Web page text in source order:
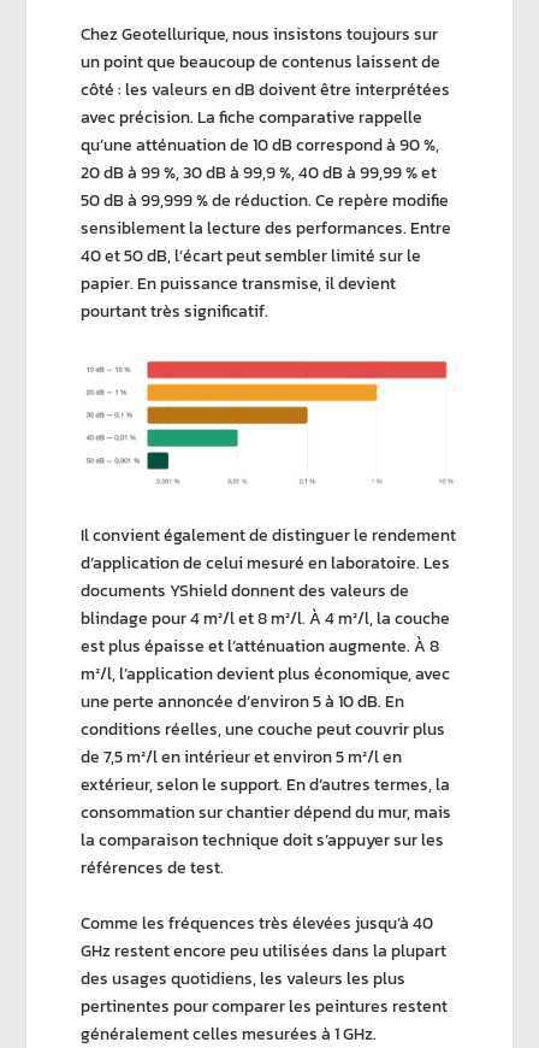
ChezGeotellurique, nous insistons toujours sur
un point que beaucoup de contenus laissent de
côté : les valeurs endBdoivent être interprétées
avec précision. La fiche comparative rappelle
qu’une atténuation de10 dBcorrespond à90 %,
20 dBà99 %,30 dBà99,9 %,40 dBà99,99 %et
50 dBà99,999 %de réduction. Ce repère modifie
sensiblement la lecture des performances. Entre
40 et 50 dB, l’écart peut sembler limité sur le
papier. En puissance transmise, il devient
pourtant très significatif.
Il convient également de distinguer le rendement
d’application de celui mesuré en laboratoire. Les
documentsYShielddonnent des valeurs de
blindage pour4 m²/let8 m²/l. À4 m²/l, la couche
est plus épaisse et l’atténuationaugmente. À8
m²/l, l’application devient plus économique, avec
une perte annoncée d’environ5 à 10 dB. En
conditions réelles, une couche peut couvrir plus
de7,5 m²/len intérieur et environ5 m²/len
extérieur, selon le support. En d’autres termes, la
consommation sur chantier dépend du mur, mais
la comparaison technique doit s’appuyer sur les
références de test.
Comme les fréquences très élevées jusqu’à 40
GHz restent encore peu utilisées dans la plupart
des usages quotidiens, les valeurs les plus
pertinentes pour comparer les peintures restent
généralement celles mesurées à 1 GHz.